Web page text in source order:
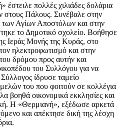
πολλές χιλιάδες δολάρια
στους Πάλους. Συνέβαλε στην
των Αγίων Αποστόλων και στην
το Δημοτικό σχολείο. Βοήθησε
Ιεράς Μονής της Κυράς, στο
ηλεκτροφωτισμό και στην
δρόμου προς αυτήν και
του Συλλόγου για να
ίδρυσε ταμείο
του που φοιτούν σε κολλέγια
βοηθά οικονομικά εκκλησίες και
Η «Θερμιανή», εξέδωσε αρκετά
και απέκτησε δική της λέσχη